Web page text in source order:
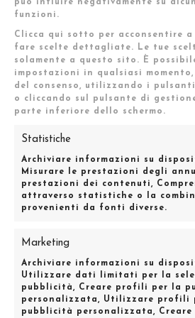
può influire negativamente su
funzioni.
Clicca qui sotto per acconsentire
fare scelte dettagliate. Le tue
solamente a questo sito. È
impostazioni in qualsiasi
del consenso, utilizzando i
o cliccando sul pulsante di
parte inferiore dello schermo.
Statistiche
Archiviare informazioni su
Misurare le prestazioni degli
prestazioni dei contenuti,
attraverso statistiche o la
provenienti da fonti diverse.
Marketing
Archiviare informazioni su
Utilizzare dati limitati per la
pubblicità, Creare profili per la
personalizzata, Utilizzare profili
pubblicità personalizzata,
Modello:
VAI AL SITO
AGENZIA DI MODA E
Via Vincenzo Foppa, 46 –
|
Tel: 0287022557